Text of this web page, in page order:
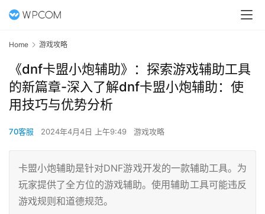
Home 游戏攻略
《dnf卡盟小炮辅助》：探索游戏辅助工具
的新篇章-深入了解dnf卡盟小炮辅助：使
用技巧与优势分析
70客服 2024年4月4日 上午9:49 游戏攻略
卡盟小炮辅助是针对DNF游戏开发的一款辅助工具。为
玩家提供了全方位的游戏辅助。使用辅助工具可能违反
游戏规则和道德规范。